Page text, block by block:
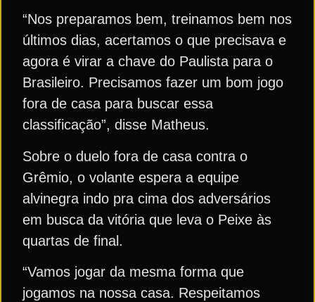
“Nos preparamos bem, treinamos bem nos
últimos dias, acertamos o que precisava e
agora é virar a chave do Paulista para o
Brasileiro. Precisamos fazer um bom jogo
fora de casa para buscar essa
classificação”, disse Matheus.
Sobre o duelo fora de casa contra o
Grêmio, o volante espera a equipe
alvinegra indo pra cima dos adversários
em busca da vitória que leva o Peixe às
quartas de final.
“Vamos jogar da mesma forma que
jogamos na nossa casa. Respeitamos